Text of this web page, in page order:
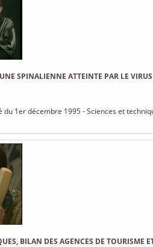
SPINALIENNE ATTEINTE PAR LE
du 1er décembre 1995 - Sciences et
BILAN DES AGENCES DE TOURISME